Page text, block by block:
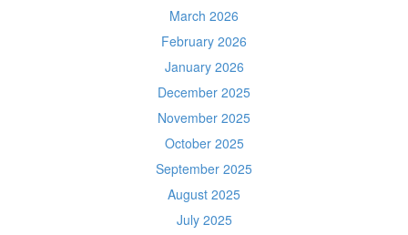
March 2026
February 2026
January 2026
December 2025
November 2025
October 2025
September 2025
August 2025
July 2025